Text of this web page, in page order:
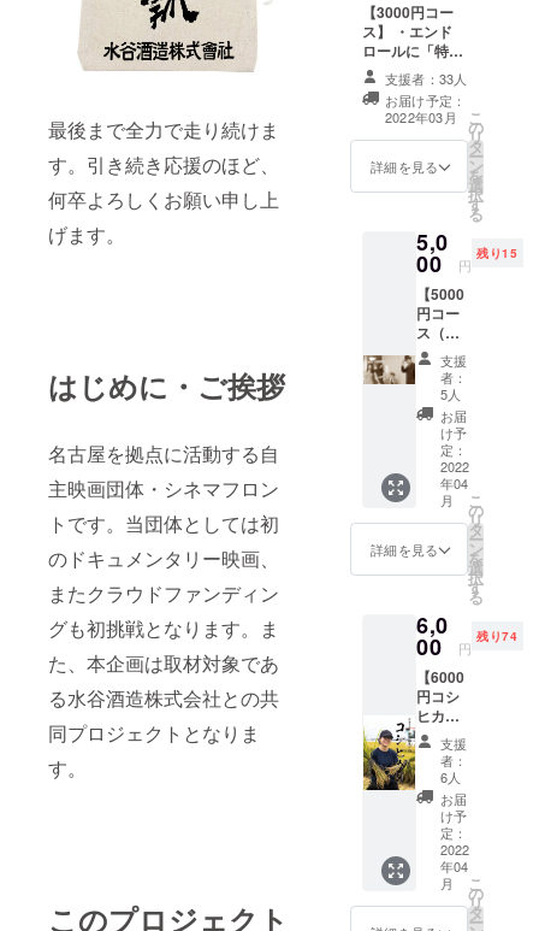
最後まで全力で走り続けま
す。引き続き応援のほど、
何卒よろしくお願い申し上
げます。
はじめに・ご挨拶
名古屋を拠点に活動する自
主映画団体・シネマフロン
トです。当団体としては初
のドキュメンタリー映画、
またクラウドファンディン
グも初挑戦となります。ま
た、本企画は取材対象であ
る水谷酒造株式会社との共
同プロジェクトとなりま
す。
このプロジェクト
【3000円コー
ス】 ・エンド
ロールに「特別
協力」としてお
名前を記載（公
序良俗に反しな
いもの・機種依
存文字等でない
ものでお願い致
ください。 ） ・
メールによる活
動報告及びメッ
セージ動画等の
配信（作品完成
まで不定期） ・
希望者による零
号試写会及び試
写会後のパー
ティ参加権（日
時未定・場所は
名古屋市又は近
郊にて行いま
す。参加料金は
別途頂戴致しま
ティは新型コロ
ナウイルスの情
ざいます。イベ
ントの開催日時
が決まり次第、
参加者を募集致
します。） ・作
品完成後、本編
の限定公開(本編
データのダウン
ロード用urlを
メールでお送り
する予定です)
支援者：33人
お届け予定：
2022年03月
詳細を見る
こ
の
リ
タ
ー
ン
を
選
択
す
る
5,0
00 円
残り15
【5000
円コー
ス（シ
ネマフ
ロント
作品二
本セッ
ト）】
・エン
ドロー
ルに
「特別
協力」
として
お名前
を記載
良俗に
反しな
いも
の・機
種依存
文字等
でない
もので
お願い
致しま
す。必
ず備考
欄にご
希望の
お名前
をご記
支援
者：
5人
お届
け予
定：
2022
年04
月
詳細を見る
こ
の
リ
タ
ー
ン
を
選
択
す
る
6,0
00 円
残り74
【6000
円コシ
ヒカリ
コー
ス】 ・
エンド
ロール
に「特
別協
力」と
してお
名前を
記載
支援
者：
6人
お届
け予
定：
2022
年04
月
こ
の
リ
タ
ー